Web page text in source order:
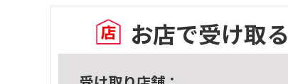
お店で受け取る